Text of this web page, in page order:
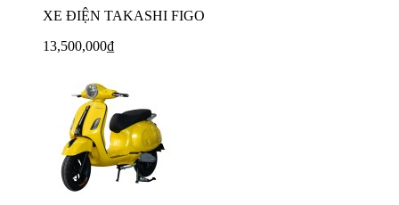
XE ĐIỆN TAKASHI FIGO
13,500,000₫